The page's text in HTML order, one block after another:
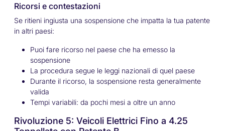
Ricorsi e contestazioni
Se ritieni ingiusta una sospensione che impatta la tua patente
in altri paesi:
Puoi fare ricorso nel paese che ha emesso la
sospensione
La procedura segue le leggi nazionali di quel paese
Durante il ricorso, la sospensione resta generalmente
valida
Tempi variabili: da pochi mesi a oltre un anno
Rivoluzione 5: Veicoli Elettrici Fino a 4.25